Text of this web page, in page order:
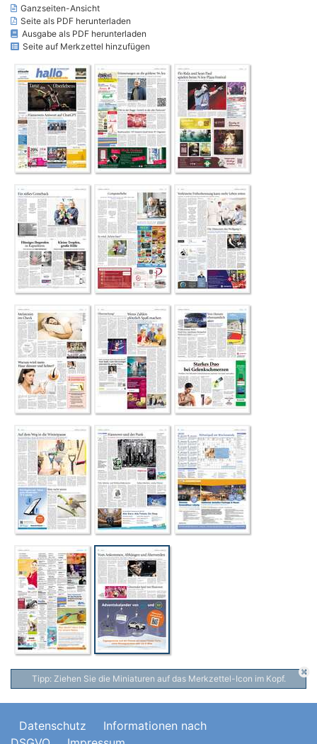
Ganzseiten-Ansicht
Seite als PDF herunterladen
Ausgabe als PDF herunterladen
Seite auf Merkzettel hinzufügen
Tipp: Ziehen Sie die Miniaturen auf das Merkzettel-Icon im Kopf.
Datenschutz
Informationen nach